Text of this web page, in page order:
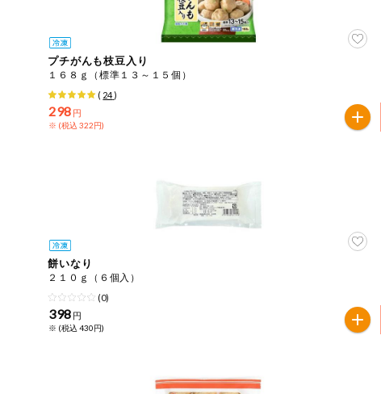
プチがんも枝豆入り
１６８ｇ（標準１３～１５個）
( 24)
298 円
※ (税込 322円)
餅いなり
２１０ｇ（６個入）
(0)
398 円
※ (税込 430円)